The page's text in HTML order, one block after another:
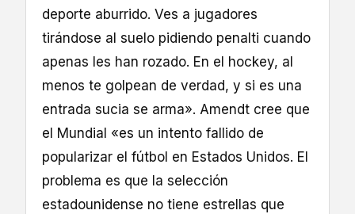
deporte aburrido. Ves a jugadores
tirándose al suelo pidiendo penalti cuando
apenas les han rozado. En el hockey, al
menos te golpean de verdad, y si es una
entrada sucia se arma». Amendt cree que
el Mundial «es un intento fallido de
popularizar el fútbol en Estados Unidos. El
problema es que la selección
estadounidense no tiene estrellas que